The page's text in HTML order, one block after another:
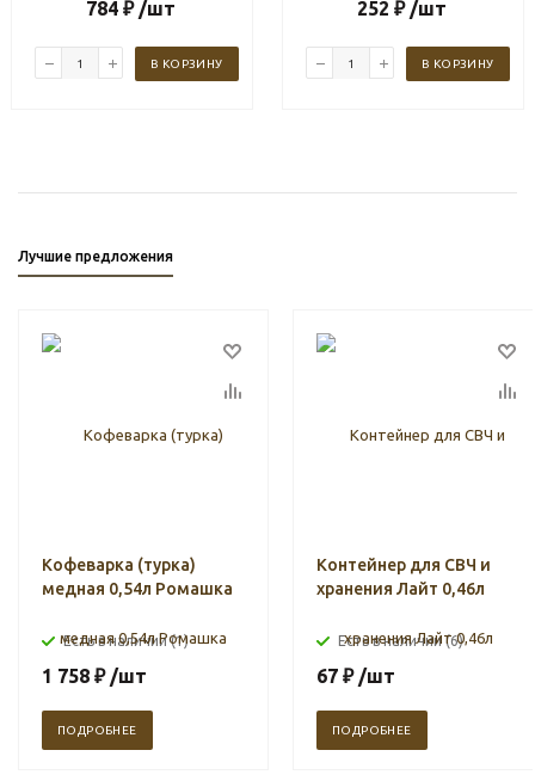
784₽ /шт
В КОРЗИНУ
252 ₽ /шт
В КОРЗИНУ
Лучшие предложения
Кофеварка (турка)
медная 0,54л Ромашка
Есть в наличии (1)
1 758 ₽ /шт
ПОДРОБНЕЕ
Контейнер для СВЧ и
хранения Лайт 0,46л
Есть в наличии (6)
67 ₽ /шт
ПОДРОБНЕЕ